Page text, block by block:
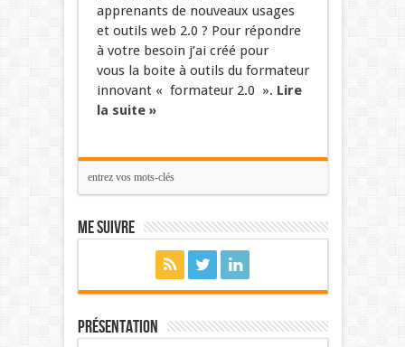
apprenants de nouveaux usages
et outils web 2.0 ? Pour répondre
à votre besoin j’ai créé pour
vous la boite à outils du formateur
innovant « formateur 2.0 ». Lire
la suite »
Me suivre
Présentation